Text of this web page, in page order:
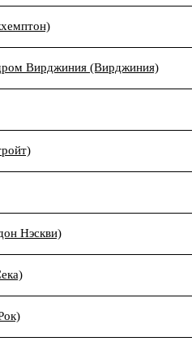
Вирджиния (Вирджиния)
Нэскви)